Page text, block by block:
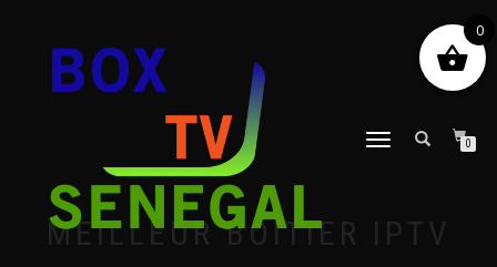
DÉPLIER
0
MEILLEUR BOÎTIER IPTV
0